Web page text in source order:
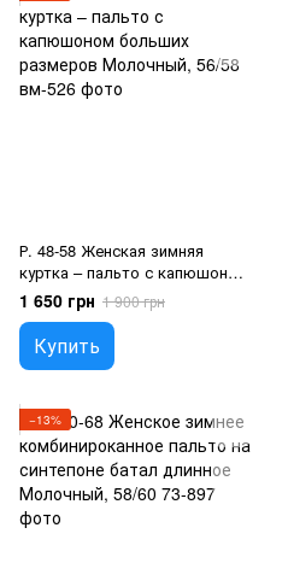
Р. 48-58 Женская зимняя
куртка – пальто с капюшоном
больших размеров
Молочный, 56/58
1 650 грн 1 900 грн
Купить
−13%